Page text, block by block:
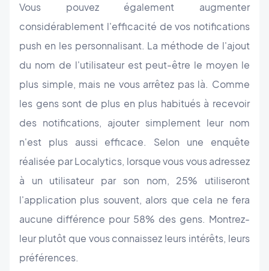
Vous pouvez également augmenter
considérablement l'efficacité de vos notifications
push en les personnalisant. La méthode de l'ajout
du nom de l'utilisateur est peut-être le moyen le
plus simple, mais ne vous arrêtez pas là. Comme
les gens sont de plus en plus habitués à recevoir
des notifications, ajouter simplement leur nom
n'est plus aussi efficace. Selon une enquête
réalisée par Localytics, lorsque vous vous adressez
à un utilisateur par son nom, 25% utiliseront
l'application plus souvent, alors que cela ne fera
aucune différence pour 58% des gens. Montrez-
leur plutôt que vous connaissez leurs intérêts, leurs
préférences.